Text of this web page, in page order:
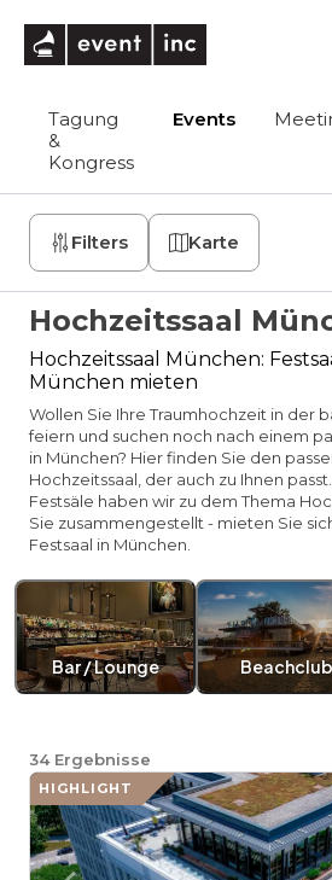
Tagung
&
Kongress
Events
Filters Karte
Hochzeitssaal
Hochzeitssaal München:
München mieten
Wollen Sie Ihre Traumhochzeit in der
feiern und suchen noch nach einem
in München? Hier finden Sie den
Hochzeitssaal, der auch zu Ihnen
Festsäle haben wir zu dem Thema
Sie zusammengestellt - mieten Sie
Festsaal in München.
Bar / Lounge Beachclub
34 Ergebnisse
HIGHLIGHT